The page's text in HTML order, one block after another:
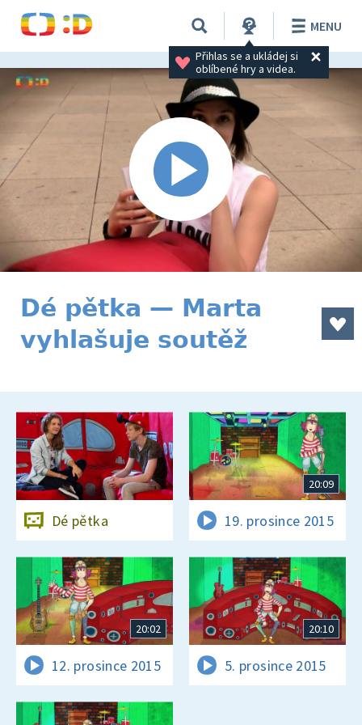
Přihlas se a ukládej si
oblíbené hry a videa.
MENU
Dé pětka — Marta
vyhlašuje soutěž
Dé pětka
20:09
19. prosince 2015
20:02
12. prosince 2015
20:10
5. prosince 2015